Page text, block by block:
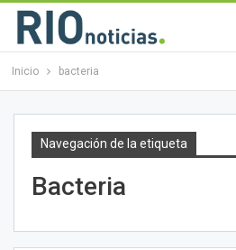
Inicio bacteria
Navegación de la etiqueta
Bacteria